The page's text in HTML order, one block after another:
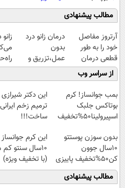
مطالب پیشنهادی
آرتروز مفاصل
خود را به طور
قطعی درمان
کنید!
◗پرسش‌نامه◖
درمان زانو درد
بدون
عمل،تزریق و
دارو
(◂پرسش‌نامه)
از سراسر وب
بمب جوانساز! کرم
بوتاکس جلبک
اسپیرولینا50%تخفیف
این دکتر
ترمیم زخم ایرانی
ساخت!!!
بدون سوزن پوستتو
10سال جوون
کن50%تخفیف پاییزی
این کرم جوانساز
10سال سنتو کم
(با تخفیف ویژه)
مطالب پیشنهادی